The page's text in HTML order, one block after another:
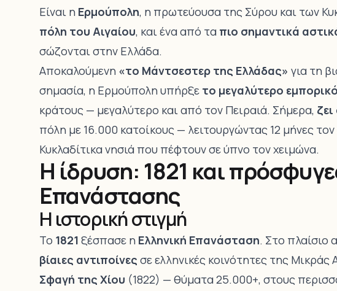
Είναι η Ερμούπολη, η πρωτεύουσα της Σύρου και των
πόλη του Αιγαίου, και ένα από τα πιο σημαντικά
σώζονται στην Ελλάδα.
Αποκαλούμενη «το Μάντσεστερ της Ελλάδας» για τη
σημασία, η Ερμούπολη υπήρξε το μεγαλύτερο
κράτους — μεγαλύτερο και από τον Πειραιά. Σήμερα,
πόλη με 16.000 κατοίκους — λειτουργώντας 12 μήνες
Κυκλαδίτικα νησιά που πέφτουν σε ύπνο τον χειμώνα.
Η ίδρυση: 1821 και
Επανάστασης
Η ιστορική στιγμή
Το 1821 ξέσπασε η Ελληνική Επανάσταση. Στο πλαίσιο
βίαιες αντιποίνες σε ελληνικές κοινότητες της
Σφαγή της Χίου (1822) — θύματα 25.000+, στους